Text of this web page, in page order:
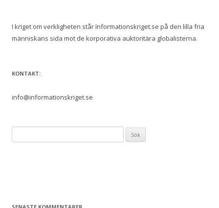
I kriget om verkligheten står Informationskriget.se på den lilla fria
människans sida mot de korporativa auktoritära globalisterna.
KONTAKT:
info@informationskriget.se
efter: